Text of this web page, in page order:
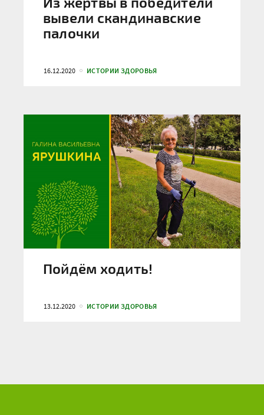
вывели скандинавские
палочки
16.12.2020 ИСТОРИИ ЗДОРОВЬЯ
Пойдём ходить!
13.12.2020 ИСТОРИИ ЗДОРОВЬЯ